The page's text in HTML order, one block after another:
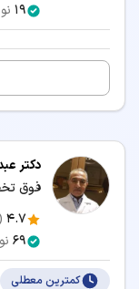
19
دکتر
4.7
69
کمترین معطلی